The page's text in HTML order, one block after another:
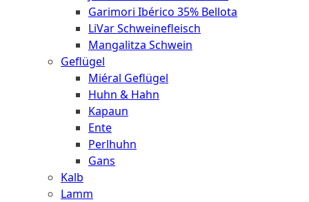
Garimori Ibérico 35% Bellota
LiVar Schweinefleisch
Mangalitza Schwein
Geflügel
Miéral Geflügel
Huhn & Hahn
Kapaun
Ente
Perlhuhn
Gans
Kalb
Lamm